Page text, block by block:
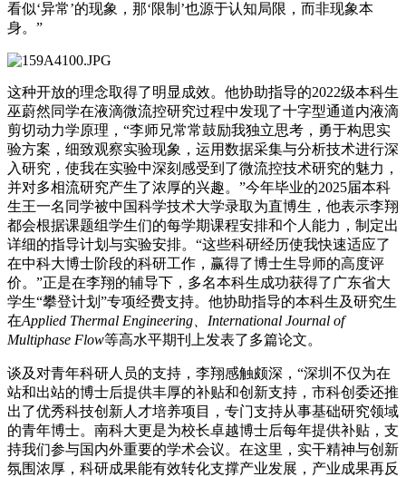
看似‘异常’的现象，那‘限制’也源于认知局限，而非现象本
身。”
这种开放的理念取得了明显成效。他协助指导的2022级本科生
巫蔚然同学在液滴微流控研究过程中发现了十字型通道内液滴
剪切动力学原理，“李师兄常常鼓励我独立思考，勇于构思实
验方案，细致观察实验现象，运用数据采集与分析技术进行深
入研究，使我在实验中深刻感受到了微流控技术研究的魅力，
并对多相流研究产生了浓厚的兴趣。”今年毕业的2025届本科
生王一名同学被中国科学技术大学录取为直博生，他表示李翔
都会根据课题组学生们的每学期课程安排和个人能力，制定出
详细的指导计划与实验安排。“这些科研经历使我快速适应了
在中科大博士阶段的科研工作，赢得了博士生导师的高度评
价。”正是在李翔的辅导下，多名本科生成功获得了广东省大
学生“攀登计划”专项经费支持。他协助指导的本科生及研究生
在Applied Thermal Engineering、International Journal of
Multiphase Flow等高水平期刊上发表了多篇论文。
谈及对青年科研人员的支持，李翔感触颇深，“深圳不仅为在
站和出站的博士后提供丰厚的补贴和创新支持，市科创委还推
出了优秀科技创新人才培养项目，专门支持从事基础研究领域
的青年博士。南科大更是为校长卓越博士后每年提供补贴，支
持我们参与国内外重要的学术会议。在这里，实干精神与创新
氛围浓厚，科研成果能有效转化支撑产业发展，产业成果再反